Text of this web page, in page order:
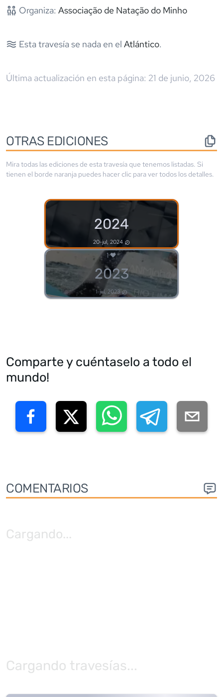
Organiza: Associação de Natação do Minho
Esta travesía se nada en el Atlántico.
Última actualización en esta página: 21 de junio, 2026
OTRAS EDICIONES
Mira todas las ediciones de esta travesía que tenemos listadas. Si
tienen el borde naranja puedes hacer clic para ver todos los detalles.
2024
20-jul, 2024
1
2023
1-jul, 2023
Comparte y cuéntaselo a todo el
mundo!
COMENTARIOS
Cargando...
Cargando travesías...